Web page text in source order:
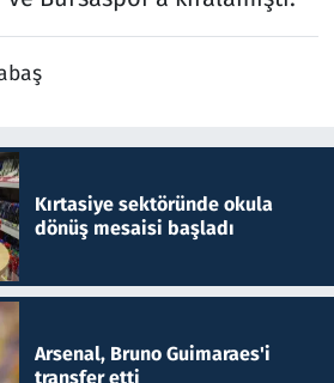
Kırtasiye sektöründe okula
dönüş mesaisi başladı
Arsenal, Bruno Guimaraes'i
transfer etti